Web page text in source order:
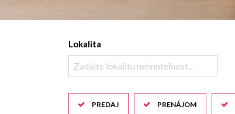
Lokalita
Zadajte lokalitu nehnuteľnosti ..
PREDAJ PRENÁJOM